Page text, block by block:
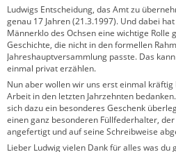
Ludwigs Entscheidung, das Amt zu
genau 17 Jahren (21.3.1997). Und dabei
Männerklo des Ochsen eine wichtige Rolle
Geschichte, die nicht in den formellen
Jahreshauptversammlung passte. Das
einmal privat erzählen.
Nun aber wollen wir uns erst einmal kräftig
Arbeit in den letzten Jahrzehnten
sich dazu ein besonderes Geschenk
einen ganz besonderen Füllfederhalter,
angefertigt und auf seine Schreibweise
Lieber Ludwig vielen Dank für alles was du